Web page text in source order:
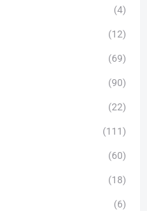
(4)
(12)
(69)
(90)
(22)
(111)
(60)
(18)
(6)